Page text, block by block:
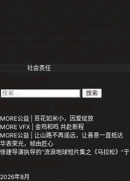
短几日，收到数百本书籍、多套文具以及众多衣物
社会责任
搜
MORE公益 | 苔花如米小，因爱绽放
MORE VFX | 金鸡和鸣 共赴新程
MORE公益 | 让山路不再遥远，让善意一直抵达
华表荣光，帧由匠心
徐建导演执导的“流浪地球短片集之《马拉松》”
2026年8月